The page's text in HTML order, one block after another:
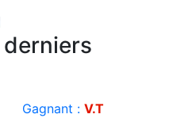
Gagnant : V.T